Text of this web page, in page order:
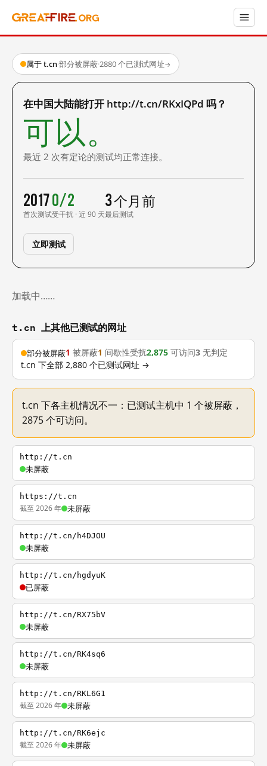
属于 t.cn·部分被屏蔽·2880 个已测试网址→
在中国大陆能打开 http://t.cn/RKxIQPd 吗？
可以。
最近 2 次有定论的测试均正常连接。
2017
首次测试
0/2
受干扰 · 近 90 天
3 个月前
最后测试
立即测试
加载中……
t.cn 上其他已测试的网址
部分被屏蔽1 被屏蔽1 间歇性受扰2,875 可访问3 无判定
t.cn 下全部 2,880 个已测试网址 →
t.cn 下各主机情况不一：已测试主机中 1 个被屏蔽，
2875 个可访问。
http://t.cn
未屏蔽
https://t.cn
截至 2026 年 未屏蔽
http://t.cn/h4DJOU
未屏蔽
http://t.cn/hgdyuK
已屏蔽
http://t.cn/RX75bV
未屏蔽
http://t.cn/RK4sq6
未屏蔽
http://t.cn/RKL6G1
截至 2026 年 未屏蔽
http://t.cn/RK6ejc
截至 2026 年 未屏蔽